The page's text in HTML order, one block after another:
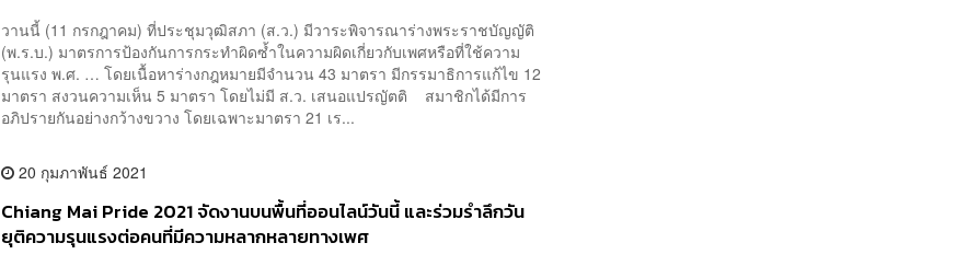
วานนี้ (11 กรกฎาคม) ที่ประชุมวุฒิสภา (ส.ว.) มีวาระพิจารณาร่างพระราชบัญญัติ
(พ.ร.บ.) มาตรการป้องกันการกระทำผิดซ้ำในความผิดเกี่ยวกับเพศหรือที่ใช้ความ
รุนแรง พ.ศ. … โดยเนื้อหาร่างกฎหมายมีจำนวน 43 มาตรา มีกรรมาธิการแก้ไข 12
มาตรา สงวนความเห็น 5 มาตรา โดยไม่มี ส.ว. เสนอแปรญัตติ สมาชิกได้มีการ
อภิปรายกันอย่างกว้างขวาง โดยเฉพาะมาตรา 21 เร...
20 กุมภาพันธ์ 2021
Chiang Mai Pride 2021 จัดงานบนพื้นที่ออนไลน์วันนี้ และร่วมรำลึกวัน
ยุติความรุนแรงต่อคนที่มีความหลากหลายทางเพศ